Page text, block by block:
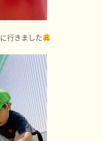
行きました